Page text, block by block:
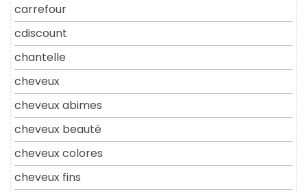
carrefour
cdiscount
chantelle
cheveux
cheveux abimes
cheveux beauté
cheveux colores
cheveux fins